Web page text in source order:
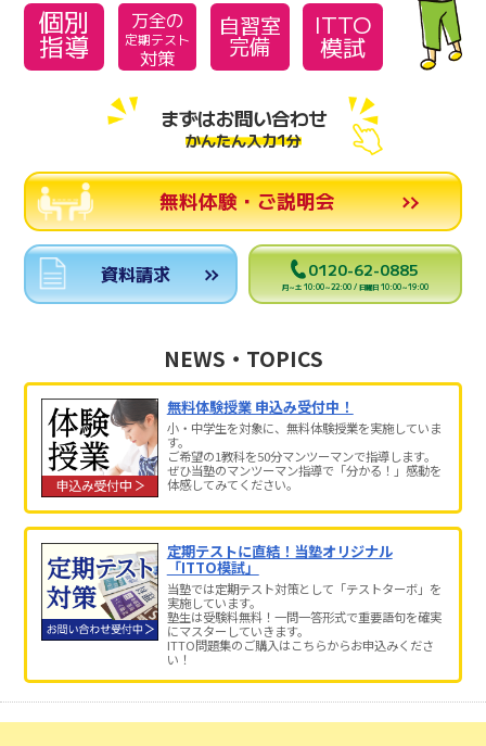
個別
指導
万全の
定期テスト
対策
自習室
完備
ITTO
模試
まずはお問い合わせ
かんたん入力1分
無料体験・ご説明会
資料請求 0120-62-0885
月～土 10:00～22:00 / 日曜日 10:00～19:00
NEWS・TOPICS
無料体験授業 申込み受付中！
小・中学生を対象に、無料体験授業を実施していま
す。
ご希望の1教科を50分マンツーマンで指導します。
ぜひ当塾のマンツーマン指導で「分かる！」感動を
体感してみてください。
定期テストに直結！当塾オリジナル
「ITTO模試」
当塾では定期テスト対策として「テストターボ」を
実施しています。
塾生は受験料無料！一問一答形式で重要語句を確実
にマスターしていきます。
ITTO問題集のご購入はこちらからお申込みくださ
い！